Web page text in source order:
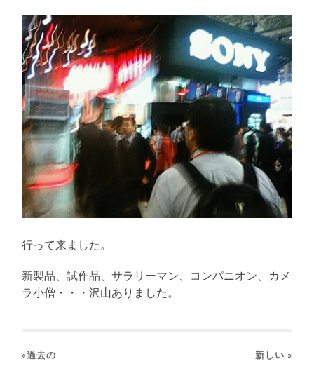
行って来ました。
新製品、試作品、サラリーマン、コンパニオン、カメ
ラ小僧・・・沢山ありました。
«過去の 新しい »